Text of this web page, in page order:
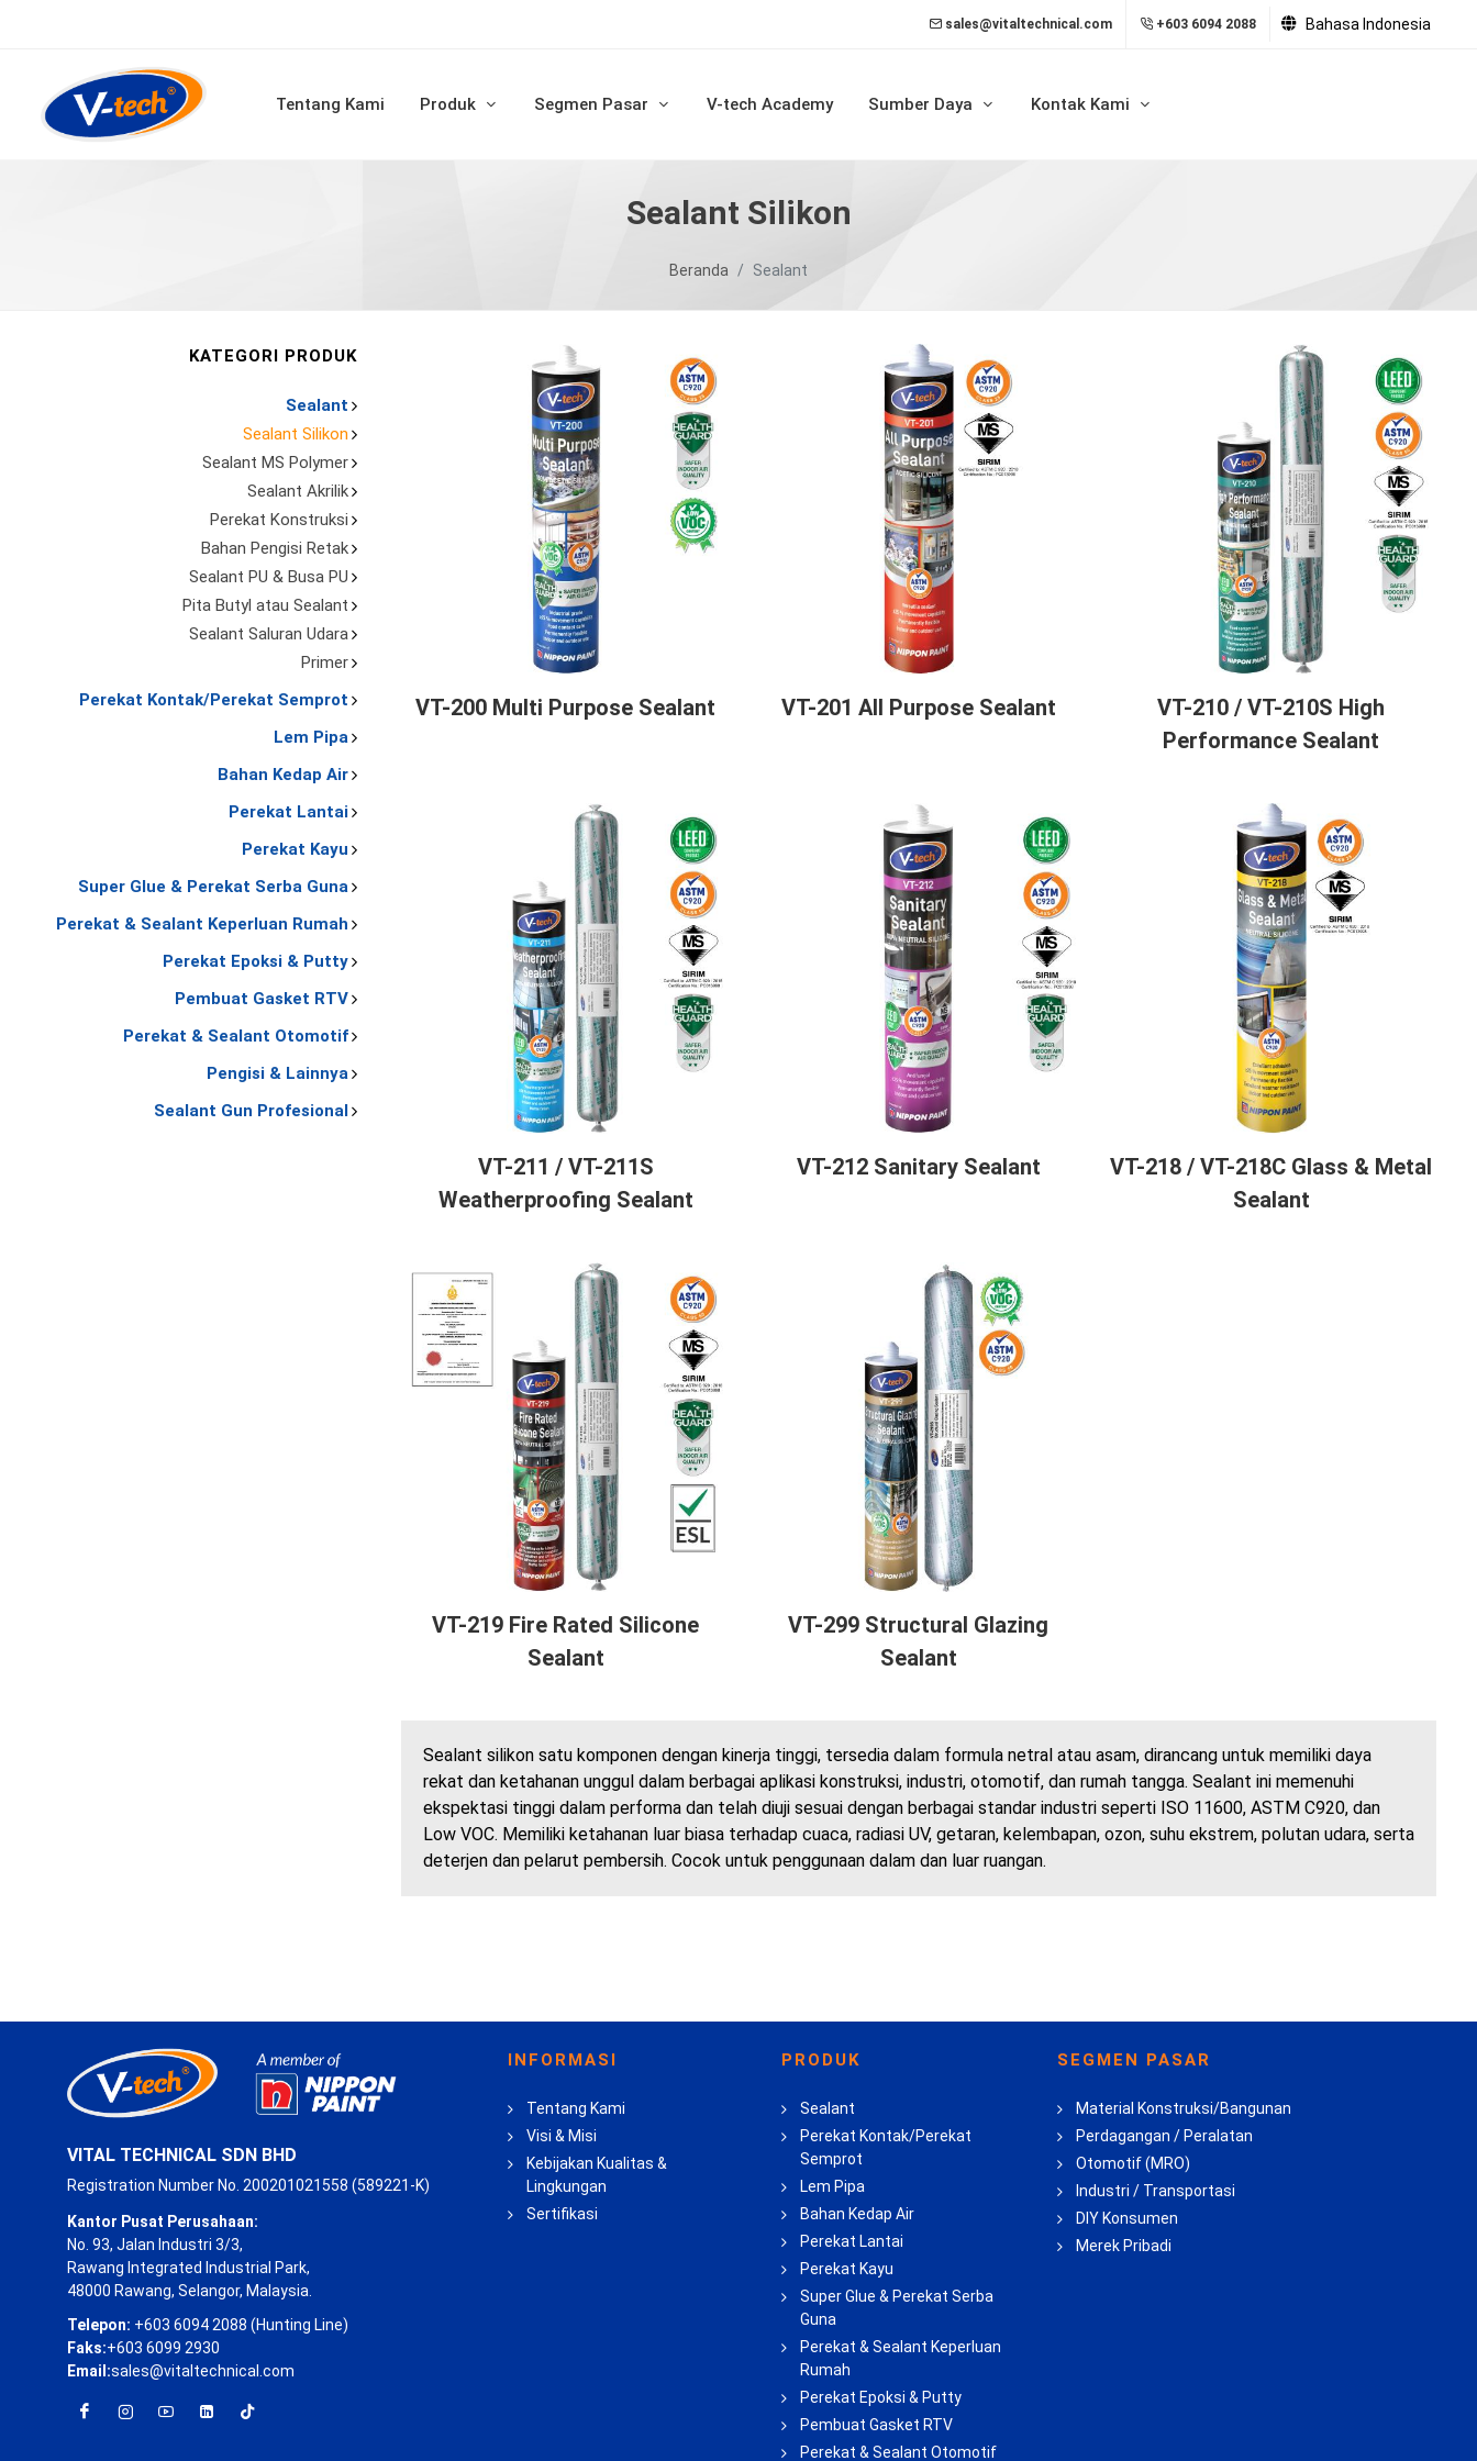
sales@vitaltechnical.com +603 6094 2088 Bahasa Indonesia
Tentang Kami Produk Segmen Pasar V-tech Academy Sumber Daya Kontak Kami
Sealant Silikon
Beranda Sealant
VT-200 Multi Purpose Sealant VT-201 All Purpose Sealant
VT-210 / VT-210S High
Performance Sealant
VT-211 / VT-211S
Weatherproofing Sealant
VT-212 Sanitary Sealant
VT-218 / VT-218C Glass & Metal
Sealant
VT-219 Fire Rated Silicone
Sealant
VT-299 Structural Glazing
Sealant
Sealant silikon satu komponen dengan kinerja tinggi, tersedia dalam formula netral atau asam, dirancang untuk memiliki daya
rekat dan ketahanan unggul dalam berbagai aplikasi konstruksi, industri, otomotif, dan rumah tangga. Sealant ini memenuhi
ekspektasi tinggi dalam performa dan telah diuji sesuai dengan berbagai standar industri seperti ISO 11600, ASTM C920, dan
Low VOC. Memiliki ketahanan luar biasa terhadap cuaca, radiasi UV, getaran, kelembapan, ozon, suhu ekstrem, polutan udara, serta
deterjen dan pelarut pembersih. Cocok untuk penggunaan dalam dan luar ruangan.
KATEGORI PRODUK
Sealant
Sealant Silikon
Sealant MS Polymer
Sealant Akrilik
Perekat Konstruksi
Bahan Pengisi Retak
Sealant PU & Busa PU
Pita Butyl atau Sealant
Sealant Saluran Udara
Primer
Perekat Kontak/Perekat Semprot
Lem Pipa
Bahan Kedap Air
Perekat Lantai
Perekat Kayu
Super Glue & Perekat Serba Guna
Perekat & Sealant Keperluan Rumah
Perekat Epoksi & Putty
Pembuat Gasket RTV
Perekat & Sealant Otomotif
Pengisi & Lainnya
Sealant Gun Profesional
VITAL TECHNICAL SDN BHD
Registration Number No. 200201021558 (589221-K)
Kantor Pusat Perusahaan:
No. 93, Jalan Industri 3/3,
Rawang Integrated Industrial Park,
48000 Rawang, Selangor, Malaysia.
Telepon: +603 6094 2088 (Hunting Line)
Faks:+603 6099 2930
Email:sales@vitaltechnical.com
INFORMASI
Tentang Kami
Visi & Misi
Kebijakan Kualitas &
Lingkungan
Sertifikasi
PRODUK
Sealant
Perekat Kontak/Perekat
Semprot
Lem Pipa
Bahan Kedap Air
Perekat Lantai
Perekat Kayu
Super Glue & Perekat Serba
Guna
Perekat & Sealant Keperluan
Rumah
Perekat Epoksi & Putty
Pembuat Gasket RTV
Perekat & Sealant Otomotif
SEGMEN PASAR
Material Konstruksi/Bangunan
Perdagangan / Peralatan
Otomotif (MRO)
Industri / Transportasi
DIY Konsumen
Merek Pribadi